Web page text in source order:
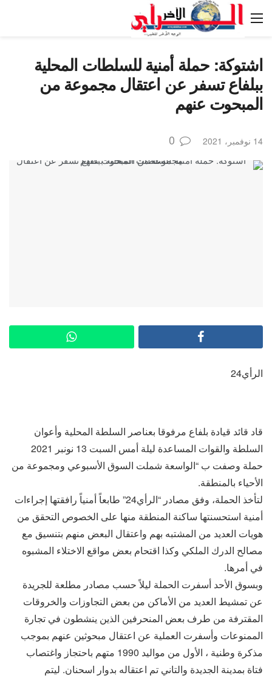
اشتوكة: حملة أمنية للسلطات المحلية
ببلفاع تسفر عن اعتقال مجموعة من
المبحوت عنهم
14 نوفمبر، 2021 0
الرأي24
قاد قائد قيادة بلفاع مرفوقا بعناصر السلطة المحلية وأعوان
السلطة والقوات المساعدة ليلة أمس السبت 13 نونبر 2021
حملة وصفت ب “الواسعة شملت السوق الأسبوعي ومجموعة من
الأحياء بالمنطقة.
لتأخذ الحملة، وفق مصادر “الرأي24” طابعاً أمنياً رافقتها إجراءات
أمنية استحسنتها ساكنة المنطقة منها على الخصوص التحقق من
هويات العديد من المشتبه بهم واعتقال البعض منهم بتنسيق مع
مصالح الدرك الملكي وكذا اقتحام بعض مواقع الاختلاء المشبوه
في أمرها.
وبسوق الأحد أسفرت الحملة ليلاً حسب مصادر مطلعة للجريدة
عن تمشيط العديد من الأماكن من بعض التجاوزات والخروقات
المقترفة من طرف بعض المنحرفين الذين ينشطون في تجارة
الممنوعات وأسفرت العملية عن اعتقال مبحوثين عنهم بموجب
مذكرة وطنية ، الأول من مواليد 1990 متهم باحتجاز واغتصاب
فتاة بمدينة الجديدة والتاني تم اعتقاله بدوار اسحنان. ليتم